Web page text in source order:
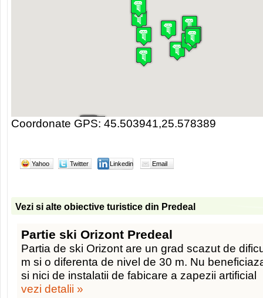
Coordonate GPS: 45.503941,25.578389
Yahoo Twitter Linkedin Email
Vezi si alte obiective turistice din Predeal
Partie ski Orizont Predeal
Partia de ski Orizont are un grad scazut de
m si o diferenta de nivel de 30 m. Nu
si nici de instalatii de fabicare a zapezii artificial
vezi detalii »